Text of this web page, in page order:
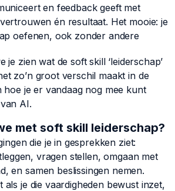
en feedback geeft met
én resultaat. Het mooie: je
oefenen, ook zonder andere
je zien wat de soft skill ‘leiderschap’
zo’n groot verschil maakt in de
hoe je er vandaag nog mee kunt
AI.
met soft skill leiderschap?
die je in gesprekken ziet:
vragen stellen, omgaan met
en samen beslissingen nemen.
als je die vaardigheden bewust inzet,